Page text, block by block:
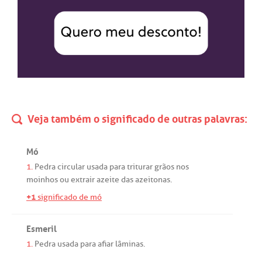
Veja também o significado de outras palavras:
Mó
1. Pedracircular usada paratriturar grãos nos
moinhosou extrairazeite dasazeitonas.
+1significado de mó
Esmeril
1. Pedra usada paraafiar lâminas.